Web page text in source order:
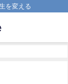
を変える